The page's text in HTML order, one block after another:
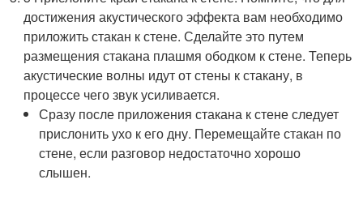
достижения акустического эффекта вам необходимо
приложить стакан к стене. Сделайте это путем
размещения стакана плашмя ободком к стене. Теперь
акустические волны идут от стены к стакану, в
процессе чего звук усиливается.
Сразу после приложения стакана к стене следует
прислонить ухо к его дну. Перемещайте стакан по
стене, если разговор недостаточно хорошо
слышен.